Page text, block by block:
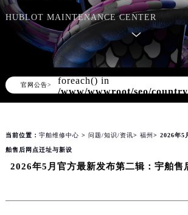
HUBLOT MAINTENANCE CENTER
官网公告>
Warning: Invalid argument
foreach() in
/www/wwwroot/seo/
content/themes/hublot/
当前位置： 宇舶维修中心 > 问题/知识/资讯> 福州 > 2026年5
舶售后网点迁址与新设
2026年5月官方最新发布第二辑：宇舶售